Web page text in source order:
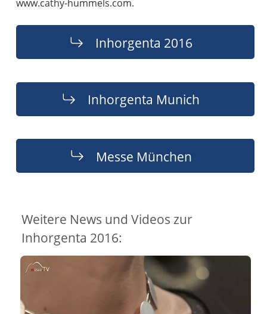
www.cathy-hummels.com.
Inhorgenta 2016
Inhorgenta Munich
Messe München
Weitere News und Videos zur
Inhorgenta 2016: